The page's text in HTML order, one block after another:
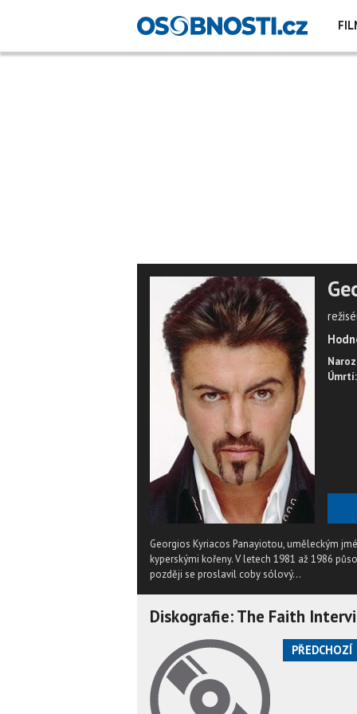
Úmrtí:
Georgios Kyriacos Panayiotou, uměleckým
kyperskými kořeny. V letech 1981 až 1986
později se proslavil coby sólový...
Diskografie: The Faith
PŘEDCHOZÍ